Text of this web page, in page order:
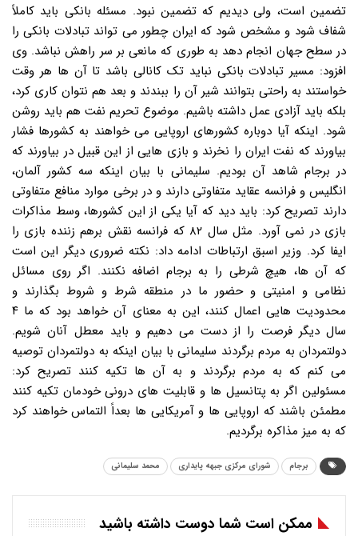
تضمین است، ولی دیدیم که تضمین نبود. مسئله بانکی باید کاملاً
شفاف شود و مشخص شود که ایران چطور می تواند تبادلات بانکی را
در سطح جهان انجام دهد به طوری که مانعی بر سر راهش نباشد. وی
افزود: مسیر تبادلات بانکی نباید تک کانالی باشد تا آن ها هر وقت
خواستند به راحتی بتوانند شیر آن را ببندند و بعد هم نتوان کاری کرد،
بلکه باید آزادی عمل داشته باشیم. موضوع تحریم نفت هم باید روشن
شود. اینکه آیا دوباره کشورهای اروپایی می خواهند به کشورها فشار
بیاورند که نفت ایران را نخرند و بازی هایی از این قبیل در بیاورند که
در برجام شاهد آن بودیم. سلیمانی با بیان اینکه سه کشور آلمان،
انگلیس و فرانسه عقاید متفاوتی دارند و در برخی موارد منافع متفاوتی
دارند تصریح کرد: باید دید که آیا یکی از این کشورها، وسط مذاکرات
بازی در نمی آورد. مثل سال ۸۲ که فرانسه نقش برهم زننده بازی را
ایفا کرد. وزیر اسبق ارتباطات ادامه داد: نکته ضروری دیگر این است
که آن ها، هیچ شرطی را به برجام اضافه نکنند. اگر روی مسائل
نظامی و امنیتی و حضور ما در منطقه شرط و شروط بگذارند و
محدودیت هایی اعمال کنند، این به معنای آن خواهد بود که ما ۴
سال دیگر فرصت را از دست می دهیم و باید معطل آنان شویم.
دولتمردان به مردم برگردند سلیمانی با بیان اینکه به دولتمردان توصیه
می کنم که به مردم برگردند و به آن ها تکیه کنند تصریح کرد:
مسئولین اگر به پتانسیل ها و قابلیت های درونی خودمان تکیه کنند
مطمئن باشند که اروپایی ها و آمریکایی ها بعداً التماس خواهند کرد
که به میز مذاکره برگردیم.
برجام شورای مرکزی جبهه پایداری محمد سلیمانی
ممکن است شما دوست داشته باشید